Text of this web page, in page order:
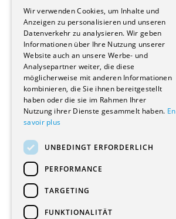
Immobilienverwaltungsgesellschaften
Stockwerkeigentum
Reportagen
Wohnungen
Renovierungen
Innere Umbauten
Gastgewerbe und Tourismus
Verwaltungsgebäude und Geschäfte
Schuleinrichtungen
Medizinische Einrichtungen
Kultur - Sport - Freizeit
Industrie - Handwerk
Transport und Parkplätze
Diverse Bauten
Wir verwenden Cookies, um Inhalte und
Anzeigen zu personalisieren und unseren
Datenverkehr zu analysieren. Wir geben
Informationen über Ihre Nutzung unserer
Website auch an unsere Werbe- und
Analysepartner weiter, die diese
möglicherweise mit anderen Informationen
kombinieren, die Sie ihnen bereitgestellt
haben oder die sie im Rahmen Ihrer
Nutzung ihrer Dienste gesammelt haben. En
savoir plus
UNBEDINGT ERFORDERLICH
PERFORMANCE
TARGETING
FUNKTIONALITÄT